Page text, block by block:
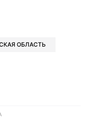
X
в Viber
в Whatsapp
в Messenger
в LinkedIn
ОБЛАСТЬ
в Google news
в Viber
в LinkedIn